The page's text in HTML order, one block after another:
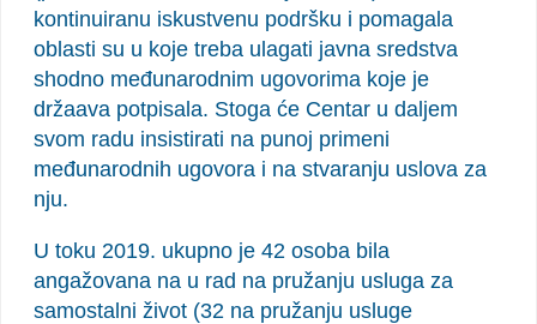
kontinuiranu iskustvenu podršku i pomagala
oblasti su u koje treba ulagati javna sredstva
shodno međunarodnim ugovorima koje je
držaava potpisala. Stoga će Centar u daljem
svom radu insistirati na punoj primeni
međunarodnih ugovora i na stvaranju uslova za
nju.
U toku 2019. ukupno je 42 osoba bila
angažovana na u rad na pružanju usluga za
samostalni život (32 na pružanju usluge